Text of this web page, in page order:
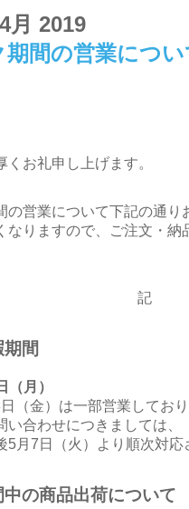
2019
間の営業につい
お礼申し上げます。
営業について下記の通り
りますので、ご注文・納
記
間
月）
（金）は一部営業しており
合わせにつきましては、
月7日（火）より順次対応
の商品出荷について